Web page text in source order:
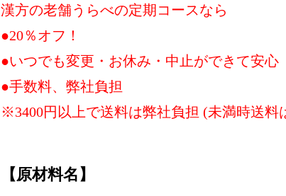
漢方の老舗うらべの定期コースなら
●20％オフ！
●いつでも変更・お休み・中止ができて安心
●手数料、弊社負担
※3400円以上で送料は弊社負担 (未満時送料
【原材料名】